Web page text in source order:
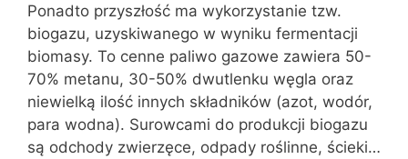
Ponadto przyszłość ma wykorzystanie tzw.
biogazu, uzyskiwanego w wyniku fermentacji
biomasy. To cenne paliwo gazowe zawiera 50-
70% metanu, 30-50% dwutlenku węgla oraz
niewielką ilość innych składników (azot, wodór,
para wodna). Surowcami do produkcji biogazu
są odchody zwierzęce, odpady roślinne, ścieki…